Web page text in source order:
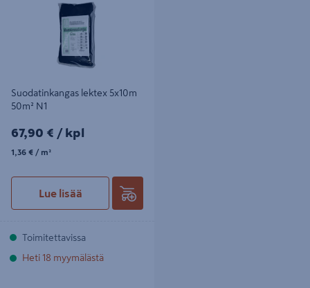
Suodatinkangas lektex 5x10m
50m² N1
67,90€/kpl
67,90 € / kpl
1,36€/m²
1,36 € / m²
Lue lisää
Toimitettavissa
Heti 18 myymälästä